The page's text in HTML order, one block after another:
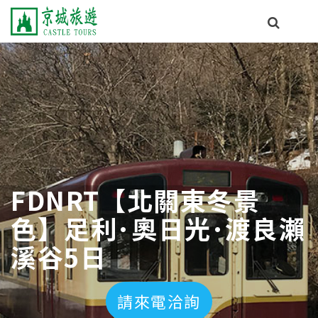
FDNRT【北關東冬景
色】足利･奧日光･渡良瀨
溪谷5日
請來電洽詢